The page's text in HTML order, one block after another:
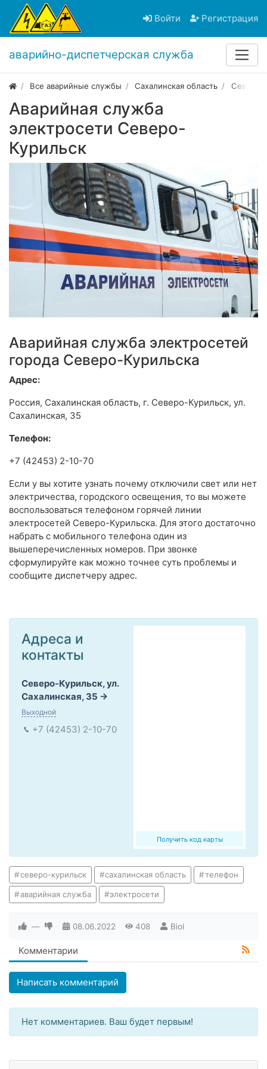
Войти Регистрация
аварийно-диспетчерская служба
Все аварийные службы Сахалинская область Северо-
Аварийная служба
электросети Северо-
Курильск
Аварийная служба электросетей
города Северо-Курильска
Адрес:
Россия, Сахалинская область, г. Северо-Курильск, ул.
Сахалинская, 35
Телефон:
+7 (42453) 2-10-70
Если у вы хотите узнать почему отключили свет или нет
электричества, городского освещения, то вы можете
воспользоваться телефоном горячей линии
электросетей Северо-Курильска. Для этого достаточно
набрать с мобильного телефона один из
вышеперечисленных номеров. При звонке
сформулируйте как можно точнее суть проблемы и
сообщите диспетчеру адрес.
Получить код карты
Адреса и
контакты
Северо-Курильск, ул.
Сахалинская, 35
Выходной
+7 (42453) 2-10-70
северо-курильск сахалинская область телефон
аварийная служба электросети
— 08.06.2022 408 Biol
Комментарии
Написать комментарий
Нет комментариев. Ваш будет первым!